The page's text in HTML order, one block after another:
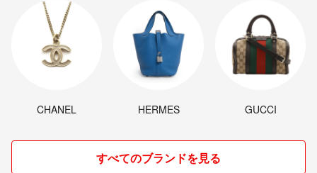
CHANEL HERMES GUCCI
すべてのブランドを見る